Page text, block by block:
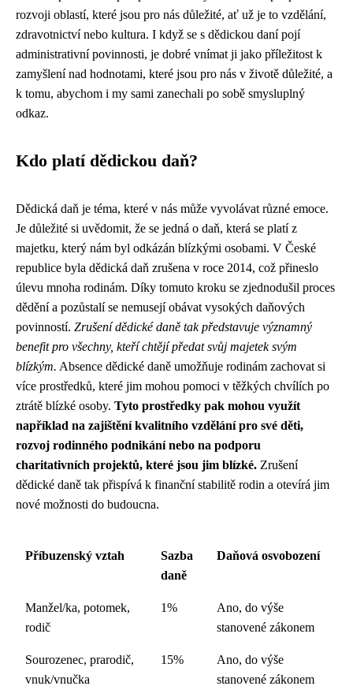
rozvoji oblastí, které jsou pro nás důležité, ať už je to vzdělání,
zdravotnictví nebo kultura. I když se s dědickou daní pojí
administrativní povinnosti, je dobré vnímat ji jako příležitost k
zamyšlení nad hodnotami, které jsou pro nás v životě důležité, a
k tomu, abychom i my sami zanechali po sobě smysluplný
odkaz.
Kdo platí dědickou daň?
Dědická daň je téma, které v nás může vyvolávat různé emoce.
Je důležité si uvědomit, že se jedná o daň, která se platí z
majetku, který nám byl odkázán blízkými osobami. V České
republice byla dědická daň zrušena v roce 2014, což přineslo
úlevu mnoha rodinám. Díky tomuto kroku se zjednodušil proces
dědění a pozůstalí se nemusejí obávat vysokých daňových
povinností. Zrušení dědické daně tak představuje významný
benefit pro všechny, kteří chtějí předat svůj majetek svým
blízkým. Absence dědické daně umožňuje rodinám zachovat si
více prostředků, které jim mohou pomoci v těžkých chvílích po
ztrátě blízké osoby. Tyto prostředky pak mohou využít
například na zajištění kvalitního vzdělání pro své děti,
rozvoj rodinného podnikání nebo na podporu
charitativních projektů, které jsou jim blízké. Zrušení
dědické daně tak přispívá k finanční stabilitě rodin a otevírá jim
nové možnosti do budoucna.
Příbuzenský vztah
Sazba
daně
Daňová osvobození
Manžel/ka, potomek,
rodič
1%
Ano, do výše
stanovené zákonem
Sourozenec, prarodič,
vnuk/vnučka
15%
Ano, do výše
stanovené zákonem